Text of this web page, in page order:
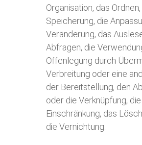
Organisation, das
Speicherung, die
Veränderung, das
Abfragen, die
Offenlegung durch
Verbreitung oder eine
der Bereitstellung, den
oder die Verknüpfung, die
Einschränkung, das
die Vernichtung.